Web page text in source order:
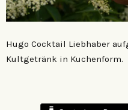
Hugo Cocktail Liebhaber
Kultgetränk in Kuchenform.